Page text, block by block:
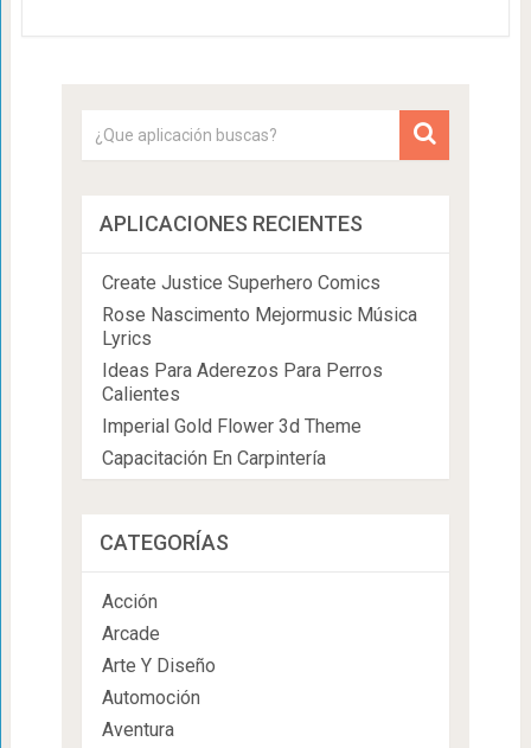
APLICACIONES RECIENTES
Create Justice Superhero Comics
Rose Nascimento Mejormusic Música
Lyrics
Ideas Para Aderezos Para Perros
Calientes
Imperial Gold Flower 3d Theme
Capacitación En Carpintería
CATEGORÍAS
Acción
Arcade
Arte Y Diseño
Automoción
Aventura